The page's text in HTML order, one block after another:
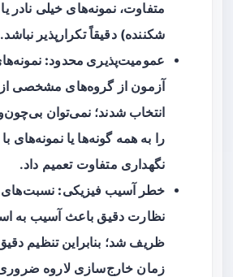
متفاوت، نمونه‌های خیلی نادر یا
شکننده) دقیقاً تکرارپذیر نباشد.
عمومیت‌پذیری محدود:
آزمون از گروه‌های مشخصی از
انتخاب شدند؛ نمی‌توان
را به همه گونه‌ها یا نمونه‌های
نگهداری متفاوت تعمیم داد.
خطر آسیب فیزیکی: نسبت‌های
نظارت دقیق باعث آسیب به
ظریف شد؛ بنابراین تنظیم
زمان خارج‌سازی لاروه